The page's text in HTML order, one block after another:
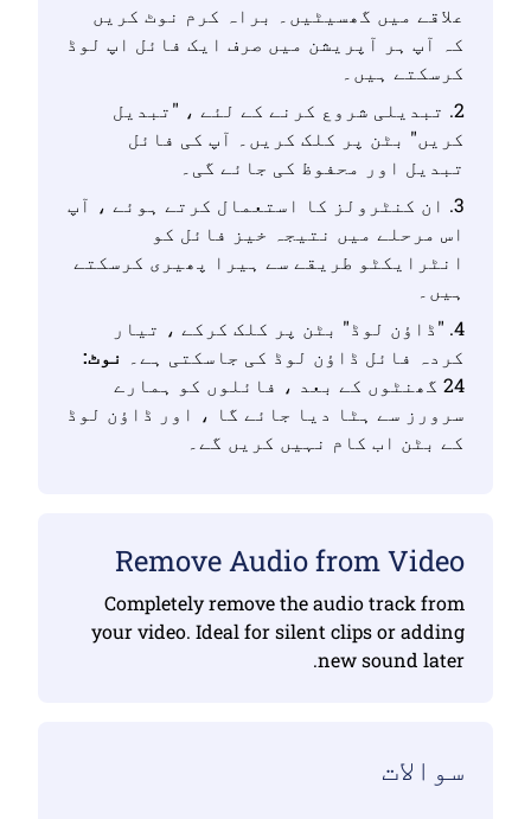
علاقے میں گھسیٹیں۔ براہ کرم نوٹ کریں
کہ آپ ہر آپریشن میں صرف ایک فائل اپ لوڈ
کرسکتے ہیں۔
2. تبدیلی شروع کرنے کے لئے ، "تبدیل
کریں" بٹن پر کلک کریں۔ آپ کی فائل
تبدیل اور محفوظ کی جائے گی۔
3. ان کنٹرولز کا استعمال کرتے ہوئے ، آپ
اس مرحلے میں نتیجہ خیز فائل کو
انٹرایکٹو طریقے سے ہیرا پھیری کرسکتے
ہیں۔
4. "ڈاؤن لوڈ" بٹن پر کلک کرکے ، تیار
کردہ فائل ڈاؤن لوڈ کی جاسکتی ہے۔
نوٹ:
24 گھنٹوں کے بعد ، فائلوں کو ہمارے
سرورز سے ہٹا دیا جائے گا ، اور ڈاؤن لوڈ
کے بٹن اب کام نہیں کریں گے۔
Remove Audio from Video
Completely remove the audio track from
your video. Ideal for silent clips or adding
new sound later.
سوالات